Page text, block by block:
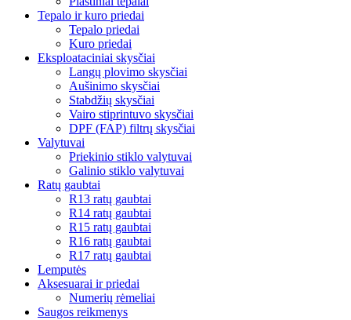
Tepalo ir kuro priedai
Tepalo priedai
Kuro priedai
Eksploataciniai skysčiai
Langų plovimo skysčiai
Aušinimo skysčiai
Stabdžių skysčiai
Vairo stiprintuvo skysčiai
DPF (FAP) filtrų skysčiai
Valytuvai
Priekinio stiklo valytuvai
Galinio stiklo valytuvai
Ratų gaubtai
R13 ratų gaubtai
R14 ratų gaubtai
R15 ratų gaubtai
R16 ratų gaubtai
R17 ratų gaubtai
Lemputės
Aksesuarai ir priedai
Numerių rėmeliai
Saugos reikmenys